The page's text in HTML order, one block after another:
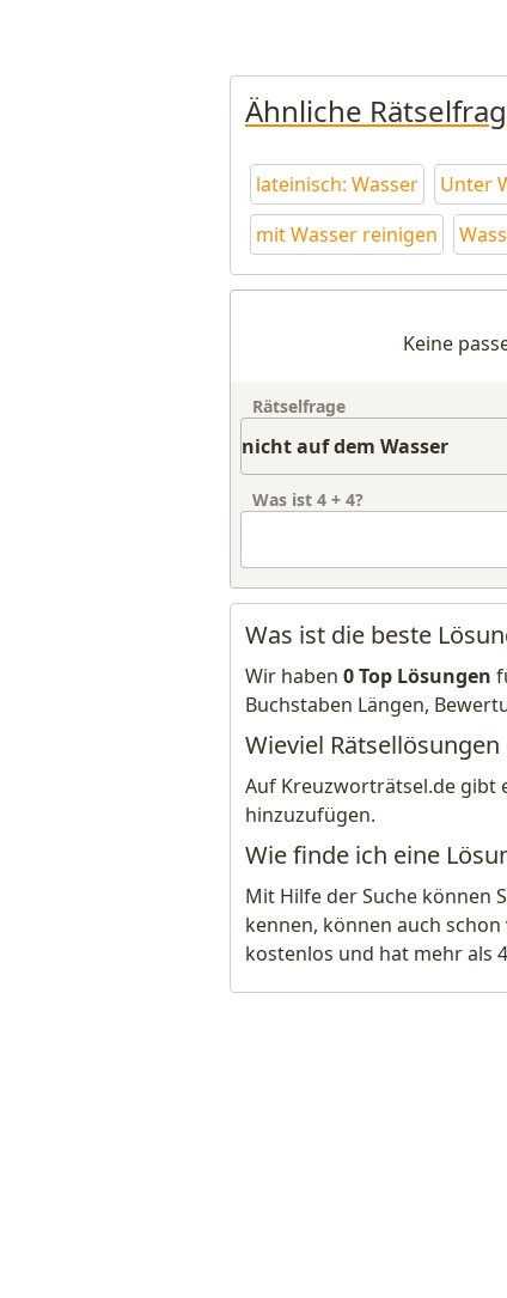
Ähnliche
lateinisch: Wasser Unter
mit Wasser reinigen
Keine
Rätselfrage
Was ist 4 + 4?
Was ist die beste
Wir haben 0 Top Lösungen
Buchstaben Längen,
Wieviel
Auf Kreuzworträtsel.de gibt
hinzuzufügen.
Wie finde ich eine
Mit Hilfe der Suche können
kennen, können auch
kostenlos und hat mehr als